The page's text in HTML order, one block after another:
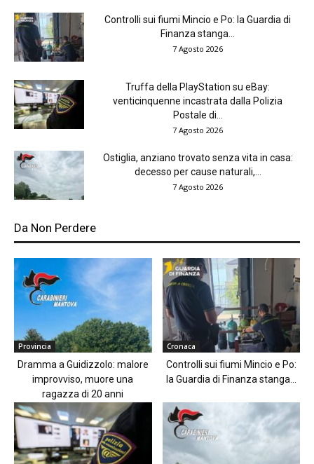
Controlli sui fiumi Mincio e Po: la Guardia di
Finanza stanga...
7 Agosto 2026
Truffa della PlayStation su eBay:
venticinquenne incastrata dalla Polizia
Postale di...
7 Agosto 2026
Ostiglia, anziano trovato senza vita in casa:
decesso per cause naturali,...
7 Agosto 2026
Da Non Perdere
Provincia
Dramma a Guidizzolo: malore
improvviso, muore una
ragazza di 20 anni
Cronaca
Controlli sui fiumi Mincio e Po:
la Guardia di Finanza stanga...